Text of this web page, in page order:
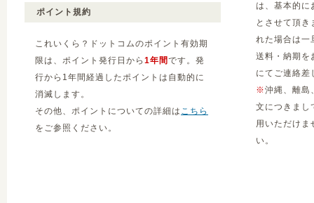
ポイント規約
これいくら？ドットコムのポイント有効期
限は、ポイント発行日から 1年間です。発
行から1年間経過したポイントは自動的に
消滅します。
その他、ポイントについての詳細は こちら
をご参照ください。
は、基本的に
とさせて頂
れた場合は一
送料・納期を
にてご連絡差
※沖縄、離島
文につきまし
用いただけま
い。